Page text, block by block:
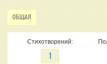
ОБЩАЯ
Стихотворений:
1